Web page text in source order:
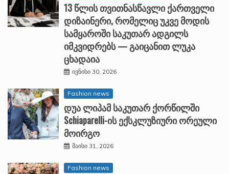
13 წლის თვითნასწავლი ქართველი
დიზაინერი, რომელიც უკვე მოდის
სამყაროში საკუთარ ადგილს
იმკვიდრებს — გაიცანით ლუკა
ცხადაია
ივნისი 30, 2026
Fashion news
დუა ლიპამ საკუთარ ქორწილში
Schiaparelli-ის ექსკლუზიური ორეული
მოირგო
მაისი 31, 2026
Fashion news